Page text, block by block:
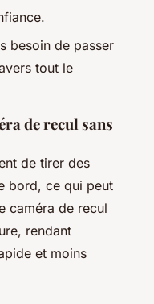
besoin de passer
tout le
de recul sans
de tirer des
bord, ce qui peut
caméra de recul
rendant
et moins